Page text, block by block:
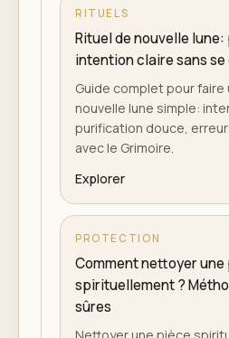
RITUELS
Rituel de nouvelle lune:
intention claire sans
Guide complet pour faire
nouvelle lune simple:
purification douce,
avec le Grimoire.
Explorer
PROTECTION
Comment nettoyer une
spirituellement ?
sûres